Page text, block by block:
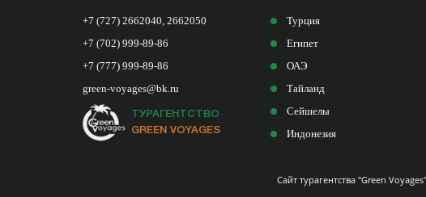
+7 (727) 2662040, 2662050
+7 (702) 999-89-86
+7 (777) 999-89-86
green-voyages@bk.ru
ТУРАГЕНТСТВО
GREEN VOYAGES
Турция
Египет
ОАЭ
Тайланд
Сейшелы
Индонезия
Сайт турагентства "Green